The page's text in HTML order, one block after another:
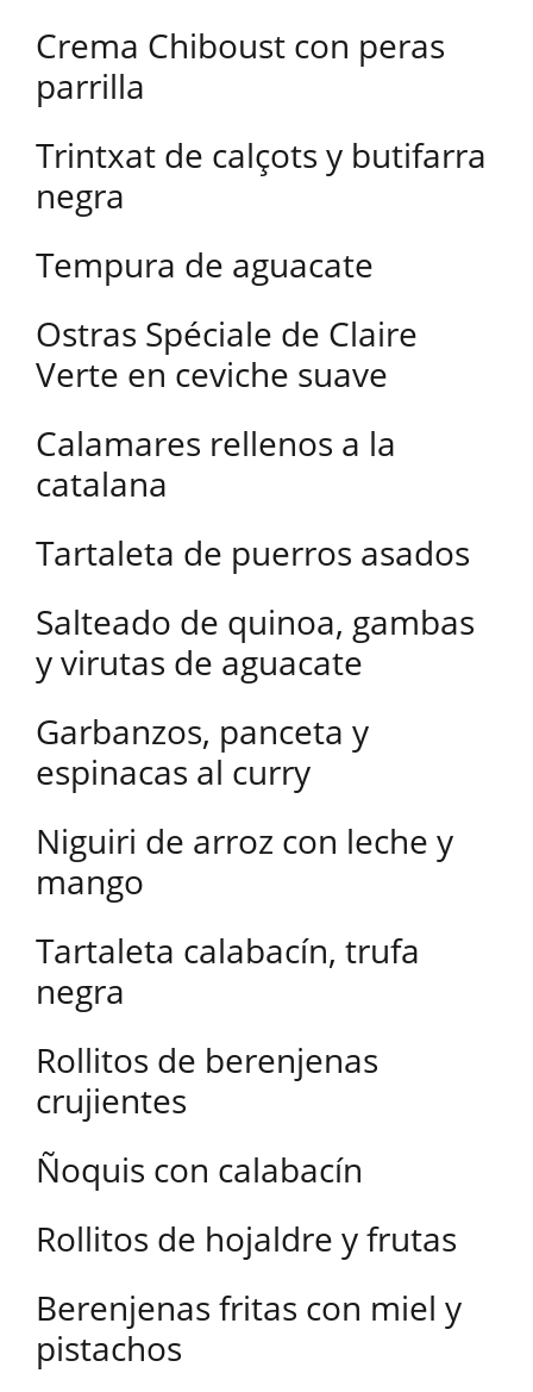
Crema Chiboust con peras
parrilla
Trintxat de calçots y butifarra
negra
Tempura de aguacate
Ostras Spéciale de Claire
Verte en ceviche suave
Calamares rellenos a la
catalana
Tartaleta de puerros asados
Salteado de quinoa, gambas
y virutas de aguacate
Garbanzos, panceta y
espinacas al curry
Niguiri de arroz con leche y
mango
Tartaleta calabacín, trufa
negra
Rollitos de berenjenas
crujientes
Ñoquis con calabacín
Rollitos de hojaldre y frutas
Berenjenas fritas con miel y
pistachos